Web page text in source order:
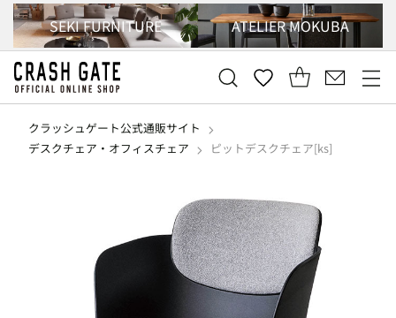
SEKI FURNITURE ATELIER MOKUBA
クラッシュゲート公式通販サイト
デスクチェア・オフィスチェア
ピットデスクチェア[ks]